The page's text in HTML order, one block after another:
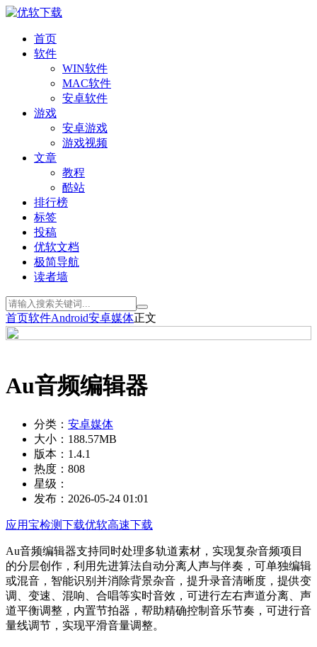
首页
软件
WIN软件
MAC软件
安卓软件
游戏
安卓游戏
游戏视频
文章
教程
酷站
排行榜
标签
投稿
优软文档
极简导航
读者墙
首页软件Android安卓媒体正文
Au音频编辑器
分类： 安卓媒体
大小： 188.57MB
版本： 1.4.1
热度： 808
星级：
发布： 2026-05-24 01:01
应用宝检测下载优软高速下载
Au音频编辑器支持同时处理多轨道素材，实现复杂音频项目
的分层创作，利用先进算法自动分离人声与伴奏，可单独编辑
或混音，智能识别并消除背景杂音，提升录音清晰度，提供变
调、变速、混响、合唱等实时音效，可进行左右声道分离、声
道平衡调整，内置节拍器，帮助精确控制音乐节奏，可进行音
量线调节，实现平滑音量调整。